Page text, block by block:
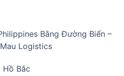
Bằng Đường Biển –
Logistics
Hồ Bắc